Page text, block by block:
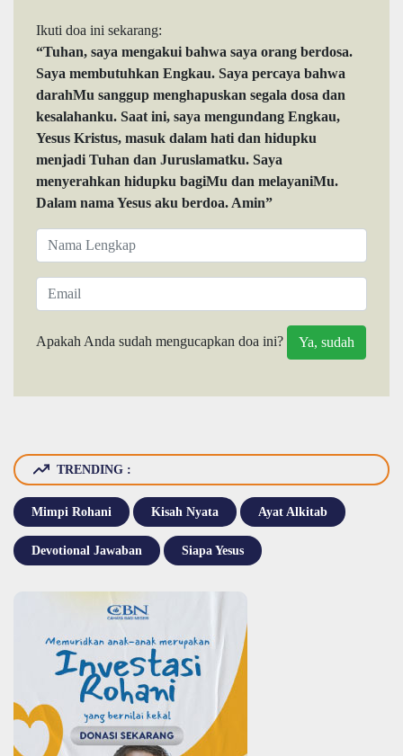
Ikuti doa ini sekarang:
“Tuhan, saya mengakui bahwa saya orang berdosa.
Saya membutuhkan Engkau. Saya percaya bahwa
darahMu sanggup menghapuskan segala dosa dan
kesalahanku. Saat ini, saya mengundang Engkau,
Yesus Kristus, masuk dalam hati dan hidupku
menjadi Tuhan dan Juruslamatku. Saya
menyerahkan hidupku bagiMu dan melayaniMu.
Dalam nama Yesus aku berdoa. Amin”
Apakah Anda sudah mengucapkan doa ini?
TRENDING :
Mimpi Rohani Kisah Nyata Ayat Alkitab
Devotional Jawaban Siapa Yesus